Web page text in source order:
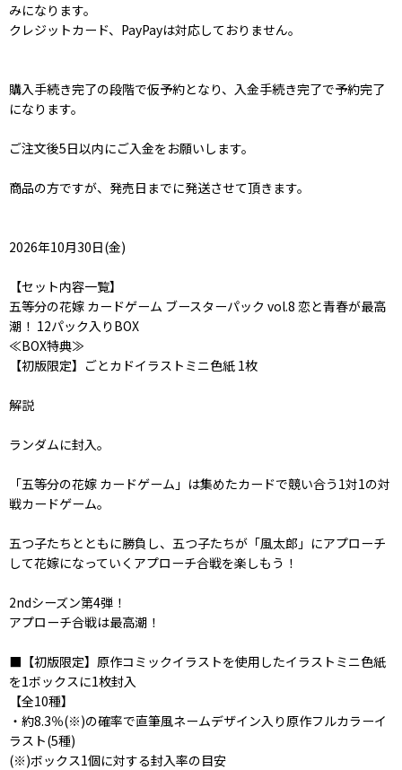
みになります。
クレジットカード、PayPayは対応しておりません。
購入手続き完了の段階で仮予約となり、入金手続き完了で予約完了
になります。
ご注文後5日以内にご入金をお願いします。
商品の方ですが、発売日までに発送させて頂きます。
2026年10月30日(金)
【セット内容一覧】
五等分の花嫁 カードゲーム ブースターパック vol.8 恋と青春が最高
潮！ 12パック入りBOX
≪BOX特典≫
【初版限定】ごとカドイラストミニ色紙 1枚
解説
ランダムに封入。
「五等分の花嫁 カードゲーム」は集めたカードで競い合う1対1の対
戦カードゲーム。
五つ子たちとともに勝負し、五つ子たちが「風太郎」にアプローチ
して花嫁になっていくアプローチ合戦を楽しもう！
2ndシーズン第4弾！
アプローチ合戦は最高潮！
■【初版限定】原作コミックイラストを使用したイラストミニ色紙
を1ボックスに1枚封入
【全10種】
・約8.3％(※)の確率で直筆風ネームデザイン入り原作フルカラーイ
ラスト(5種)
(※)ボックス1個に対する封入率の目安